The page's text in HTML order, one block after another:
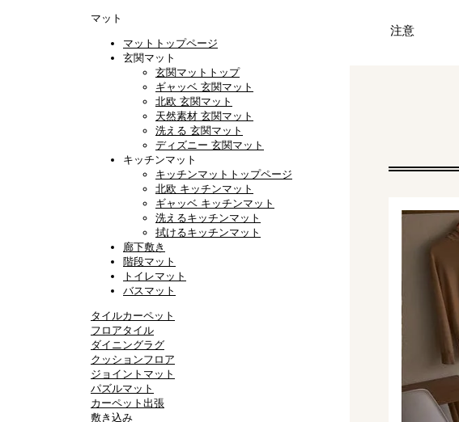
マット
マットトップページ
玄関マット
玄関マットトップ
ギャッベ 玄関マット
北欧 玄関マット
天然素材 玄関マット
洗える 玄関マット
ディズニー 玄関マット
キッチンマット
キッチンマットトップページ
北欧 キッチンマット
ギャッベ キッチンマット
洗えるキッチンマット
拭けるキッチンマット
廊下敷き
階段マット
トイレマット
バスマット
タイルカーペット
フロアタイル
ダイニングラグ
クッションフロア
ジョイントマット
パズルマット
カーペット出張
敷き込み
注意